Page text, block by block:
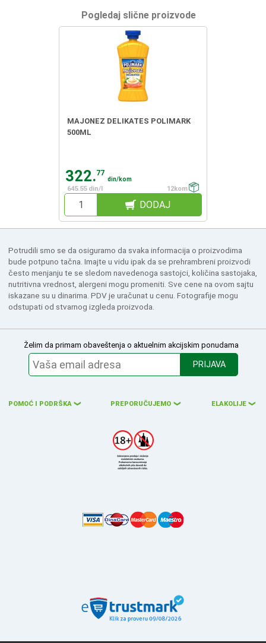
Pogledaj slične proizvode
MAJONEZ DELIKATES POLIMARK
500ML
322.77
din/kom
645.55 din/l
12kom
DODAJ
Potrudili smo se da osiguramo da svaka informacija o proizvodima
bude potpuno tačna. Imajte u vidu ipak da se prehrambreni proizvodi
često menjanju te se sledom navedenoga sastojci, količina sastojaka,
nutritivna vrednost, alergeni mogu promeniti. Sve cene na ovom sajtu
iskazane su u dinarima. PDV je uračunat u cenu. Fotografije mogu
odstupati od stvarnog izgleda proizvoda.
Želim da primam obaveštenja o aktuelnim akcijskim ponudama
PRIJAVA
POMOĆ I PODRŠKA ❮ PREPORUČUJEMO ❮ ELAKOLIJE ❮